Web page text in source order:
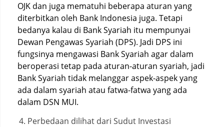
OJK dan juga mematuhi beberapa aturan yang
diterbitkan oleh Bank Indonesia juga. Tetapi
bedanya kalau di Bank Syariah itu mempunyai
Dewan Pengawas Syariah (DPS). Jadi DPS ini
fungsinya mengawasi Bank Syariah agar dalam
beroperasi tetap pada aturan-aturan syariah, jadi
Bank Syariah tidak melanggar aspek-aspek yang
ada dalam syariah atau fatwa-fatwa yang ada
dalam DSN MUI.
Perbedaan dilihat dari Sudut Investasi